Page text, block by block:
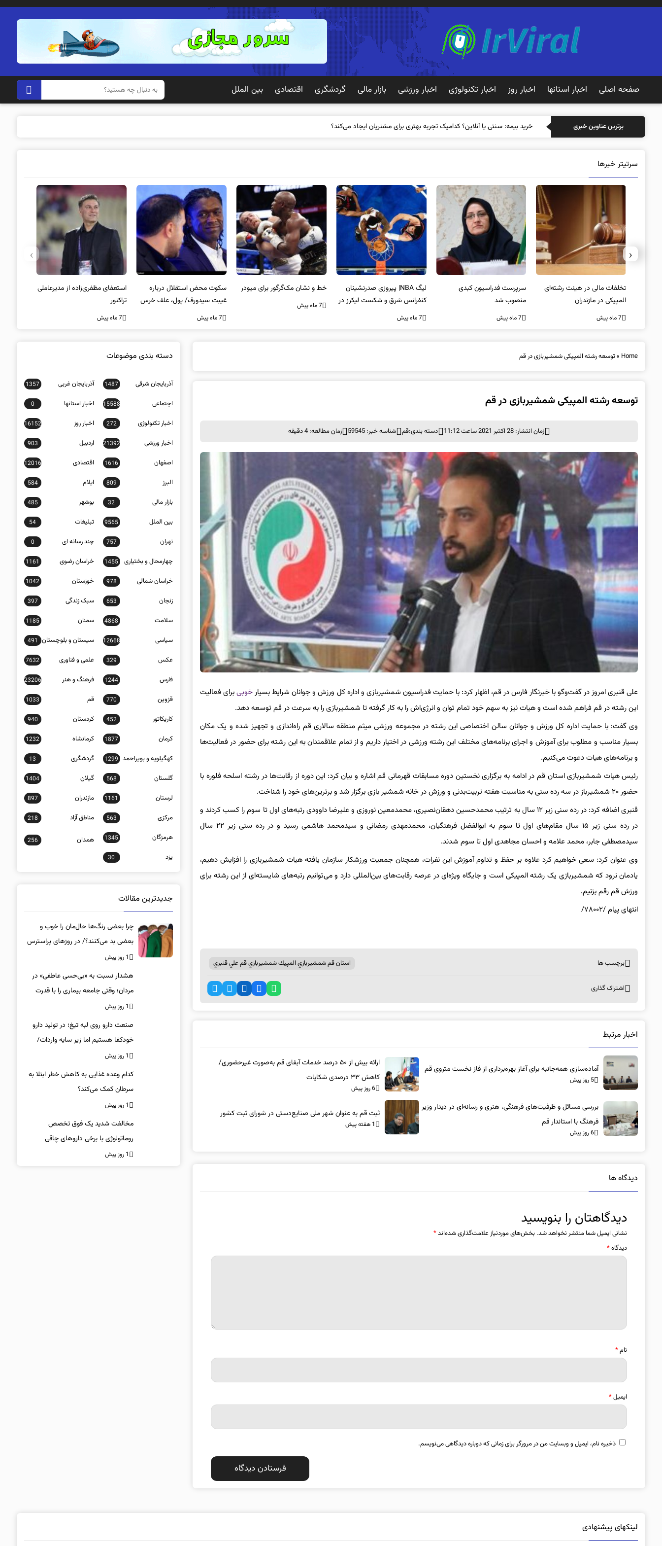
صفحه اصلی اخبار استانها اخبار روز اخبار تکنولوژی اخبار ورزشی بازار مالی گردشگری اقتصادی بین الملل
برترین عناوین خبری خرید بیمه:
سرتیتر خبرها
تخلفات مالی در هیئت رشته‌ای
المپیکی در مازندران
7 ماه پیش
سرپرست فدراسیون کبدی
منصوب شد
7 ماه پیش
لیگ NBA| پیروزی صدرنشینان
کنفرانس شرق و شکست لیکرز در
غیاب جیمز
7 ماه پیش
خط و نشان مک‌گرگور برای میودر
7 ماه پیش
سکوت محض استقلال درباره
غیبت سیدورف/ پول، علف خرس
است؟
7 ماه پیش
استعفای مظفری‌زاده از مدیرعاملی
تراکتور
7 ماه پیش
‹
›
Home
»توسعه رشته‌ المپیکی شمشیربازی در قم
توسعه رشته‌ المپیکی شمشیربازی در قم
زمان انتشار: 28 اکتبر 2021 ساعت 11:12 دسته بندی:قم شناسه خبر: 59545 زمان مطالعه: 4 دقیقه
علی قنبری امروز در گفت‌وگوبا خبرنگار فارس در قم، اظهار کرد: با حمایت فدراسیون شمشیربازی و اداره کل ورزش و جوانان شرایط بسیارخوبیبرای فعالیت
این رشته در قم فراهم شده است و هیات نیز به سهم خود تمام توان و انرژی‌اش را به کار گرفته تا شمشیربازی را به سرعت در قم توسعه دهد.
وی گفت: با حمایت اداره کل ورزش و جوانان سالن اختصاصی این رشته در مجموعه ورزشی میثم منطقه سالاری قم راه‌اندازی و تجهیز شده و یک مکان
بسیار مناسب و مطلوب برای آموزش و اجرای برنامه‌های مختلف این رشته ورزشی در اختیار داریم و از تمام علاقمندان به این رشته برای حضور در فعالیت‌ها
و برنامه‌های هیات دعوت می‌کنیم.
رئیس هیات شمشیربازی استان قم در ادامه به برگزاری نخستین دوره مسابقات قهرمانی قم اشاره و بیان کرد: این دوره از رقابت‌ها در رشته اسلحهفلوره با
حضور ۲۰ شمشیرباز در سه رده سنی به مناسبت هفته تربیت‌بدنی و ورزش در خانه شمشیر بازی برگزار شد و برترین‌های خود را شناخت.
قنبری اضافه کرد: در رده سنی زیر ۱۲ سال به ترتیب محمدحسین دهقان‌نصیری، محمدمعین نوروزی و علیرضا داوودی رتبه‌های اول تا سوم را کسب کردند و
در رده سنی زیر ۱۵ سال مقام‌های اول تا سوم به ابوالفضل فرهنگیان، محمدمهدی رمضانی و سیدمحمد هاشمی رسید و در رده سنی زیر ۲۲ سال
سیدمصطفی جابر، محمد علامه و احسان مجاهدی اول تا سوم شدند.
وی عنوان کرد: سعی خواهیم کرد علاوه بر حفظ و تداوم آموزش این نفرات، همچنان جمعیت ورزشکار سازمان یافته هیات شمشیربازی را افزایش دهیم،
یادمان نرود که شمشیربازی یک رشته المپیکی است و جایگاه ویژه‌ای در عرصه رقابت‌های بین‌المللی دارد و می‌توانیم رتبه‌های شایسته‌ای از این رشته برای
ورزش قم رقم بزنیم.
انتهایپیام /۷۸۰۰۲/
برچسب ها استان قم شمشيربازي المپيك شمشيربازي قم علي قنبري
اشتراک گذاری
اخبار مرتبط
آماده‌سازی همه‌جانبه برای آغاز بهره‌برداری از فاز نخست متروی قم
5 روز پیش
ارائه بیش از ۵۰ درصد خدمات آبفای قم به‌صورت غیرحضوری/
کاهش ۳۳ درصدی شکایات
6 روز پیش
بررسی مسائل و ظرفیت‌های فرهنگی، هنری و رسانه‌ای در دیدار وزیر
فرهنگ با استاندار قم
6 روز پیش
ثبت قم به عنوان شهر ملی صنایع‌دستی در شورای ثبت کشور
1 هفته پیش
دیدگاه ها
دیدگاهتان را بنویسید
نشانی ایمیل شما منتشر نخواهد شد. بخش‌های موردنیاز علامت‌گذاری شده‌اند*
دیدگاه*
نام*
ایمیل*
ذخیره نام، ایمیل و وبسایت من در مرورگر برای زمانی که دوباره دیدگاهی می‌نویسم.
دسته بندی موضوعات
آذربایجان شرقی 1487 آذربایجان غربی 1357
اجتماعی 15588 اخبار استانها 0
اخبار تکنولوژی 272 اخبار روز 16152
اخبار ورزشی 21392 اردبیل 903
اصفهان 1616 اقتصادی 12016
البرز 809 ایلام 584
بازار مالی 32 بوشهر 485
بین الملل 9565 تبلیغات 54
تهران 757 چند رسانه ای 0
چهارمحال و بختیاری 1455 خراسان رضوی 1161
خراسان شمالی 978 خوزستان 1042
زنجان 653 سبک زندگی 397
سلامت 4868 سمنان 1185
سیاسی 12668 سیستان و بلوچستان 491
عکس 329 علمی و فناوری 7632
فارس 1244 فرهنگ و هنر 23206
قزوین 770 قم 1033
کاریکاتور 452 کردستان 940
کرمان 1877 کرمانشاه 1232
کهگیلویه و بویراحمد 1299 گردشگری 13
گلستان 568 گیلان 1404
لرستان 1161 مازندران 897
مرکزی 563 مناطق آزاد 218
هرمزگان 1345 همدان 256
یزد 30
جدیدترین مقالات
چرا بعضی رنگ‌ها حال‌مان را خوب و
بعضی بد می‌کنند؟/ در روزهای پراسترس
این رنگ‌ها را بپوشید
1 روز پیش
هشدار نسبت به «بی‌حسی عاطفی» در
مردان؛ وقتی جامعه بیماری را با قدرت
اشتباه می‌گیرد
1 روز پیش
صنعت دارو روی لبه تیغ؛ در تولید دارو
خودکفا هستیم اما زیر سایه واردات/
کدام داروها این روزها کمیاب شده‌اند؟/
«کشور سه ماه ذخیره دارویی دارد»
1 روز پیش
کدام وعده غذایی به کاهش خطر ابتلا به
سرطان کمک می‌کند؟
1 روز پیش
مخالفت شدید یک فوق تخصص
روماتولوژی با برخی داروهای چاقی
1 روز پیش
لینکهای پیشنهادی